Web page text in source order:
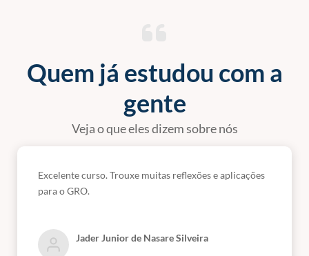
Quem já estudou com a
gente
Veja o que eles dizem sobre nós
Excelente curso. Trouxe muitas reflexões e aplicações
para o GRO.
Jader Junior de Nasare Silveira